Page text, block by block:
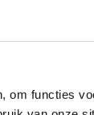
om functies
34,